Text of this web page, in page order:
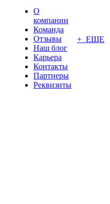
О
компании
Команда
Отзывы
Наш блог
Карьера
Контакты
Партнеры
Реквизиты
+ ЕЩЕ